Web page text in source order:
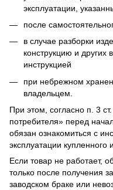
эксплуатации,
после
в случае разборки
конструкцию и
инструкцией
при небрежном
владельцем.
При этом, согласно п. 3
потребителя» перед
обязан ознакомиться с
эксплуатации купленного
Если товар не работает,
только после получения
заводском браке или